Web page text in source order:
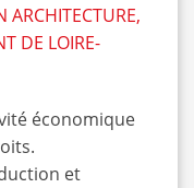
DE LOIRE-
économique
et